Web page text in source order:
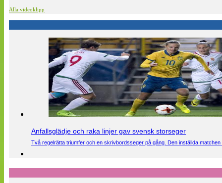
Alla videoklipp
Anfallsglädje och raka linjer gav svensk storseger
Två regelrätta triumfer och en skrivbordsseger på gång. Den inställda